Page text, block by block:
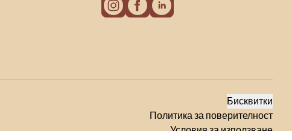
Бисквитки
Политика за поверителност
Условия за използване